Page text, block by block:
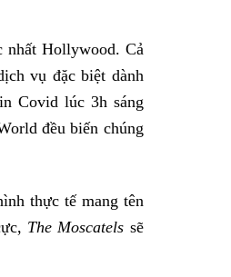
nhất Hollywood. Cả
vụ đặc biệt dành
Covid lúc 3h sáng
đều biến chúng
thực tế mang tên
The Moscatels sẽ